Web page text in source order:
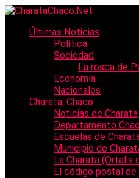
Últimas Noticias
Política
Sociedad
La rosca de
Economía
Nacionales
Charata, Chaco
Noticias de Charata
Departamento
Escuelas de
Municipio de
La Charata (Ortalis
El código postal de